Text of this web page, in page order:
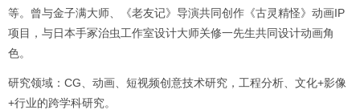
等。曾与金子满大师、《老友记》导演共同创作《古灵精怪》动画IP
项目，与日本手冢治虫工作室设计大师关修一先生共同设计动画角
色。
研究领域：CG、动画、短视频创意技术研究，工程分析、文化+影像
+行业的跨学科研究。